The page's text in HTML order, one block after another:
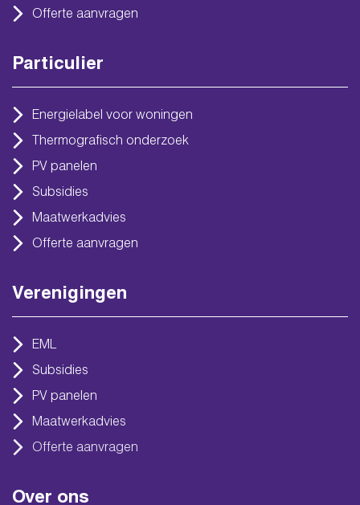
Offerte aanvragen
Particulier
Energielabel voor woningen
Thermografisch onderzoek
PV panelen
Subsidies
Maatwerkadvies
Offerte aanvragen
Verenigingen
EML
Subsidies
PV panelen
Maatwerkadvies
Offerte aanvragen
Over ons